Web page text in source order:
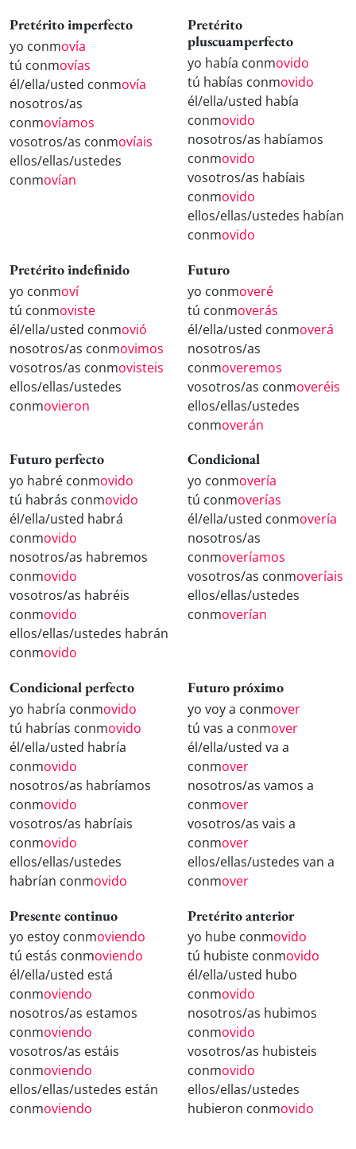
Pretérito imperfecto
yo conmovía
tú conmovías
él/ella/usted conmovía
nosotros/as
conmovíamos
vosotros/as conmovíais
ellos/ellas/ustedes
conmovían
Pretérito
pluscuamperfecto
yo había conmovido
tú habías conmovido
él/ella/usted había
conmovido
nosotros/as habíamos
conmovido
vosotros/as habíais
conmovido
ellos/ellas/ustedes habían
conmovido
Pretérito indefinido
yo conmoví
tú conmoviste
él/ella/usted conmovió
nosotros/as conmovimos
vosotros/as conmovisteis
ellos/ellas/ustedes
conmovieron
Futuro
yo conmoveré
tú conmoverás
él/ella/usted conmoverá
nosotros/as
conmoveremos
vosotros/as conmoveréis
ellos/ellas/ustedes
conmoverán
Futuro perfecto
yo habré conmovido
tú habrás conmovido
él/ella/usted habrá
conmovido
nosotros/as habremos
conmovido
vosotros/as habréis
conmovido
ellos/ellas/ustedes habrán
conmovido
Condicional
yo conmovería
tú conmoverías
él/ella/usted conmovería
nosotros/as
conmoveríamos
vosotros/as conmoveríais
ellos/ellas/ustedes
conmoverían
Condicional perfecto
yo habría conmovido
tú habrías conmovido
él/ella/usted habría
conmovido
nosotros/as habríamos
conmovido
vosotros/as habríais
conmovido
ellos/ellas/ustedes
habrían conmovido
Futuro próximo
yo voy a conmover
tú vas a conmover
él/ella/usted va a
conmover
nosotros/as vamos a
conmover
vosotros/as vais a
conmover
ellos/ellas/ustedes van a
conmover
Presente continuo
yo estoy conmoviendo
tú estás conmoviendo
él/ella/usted está
conmoviendo
nosotros/as estamos
conmoviendo
vosotros/as estáis
conmoviendo
ellos/ellas/ustedes están
conmoviendo
Pretérito anterior
yo hube conmovido
tú hubiste conmovido
él/ella/usted hubo
conmovido
nosotros/as hubimos
conmovido
vosotros/as hubisteis
conmovido
ellos/ellas/ustedes
hubieron conmovido